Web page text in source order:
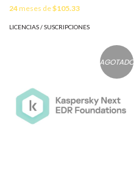
24meses de$105.33
LICENCIAS / SUSCRIPCIONES
AGOTADO